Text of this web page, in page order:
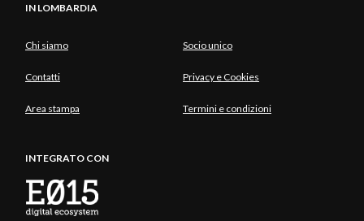
IN LOMBARDIA
Chi siamo Socio unico
Contatti Privacy e Cookies
Area stampa Termini e condizioni
INTEGRATO CON